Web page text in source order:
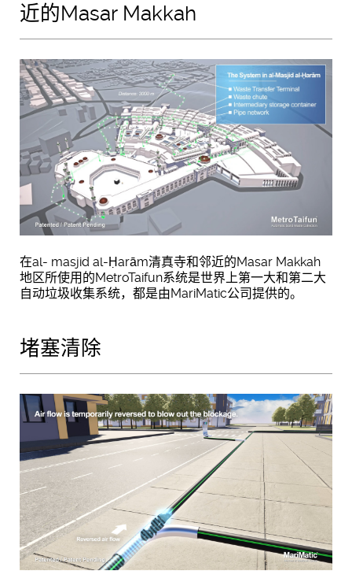
近的Masar Makkah
在al- masjid al-Ḥarām清真寺和邻近的Masar Makkah
地区所使用的MetroTaifun系统是世界上第一大和第二大
自动垃圾收集系统，都是由MariMatic公司提供的。
堵塞清除